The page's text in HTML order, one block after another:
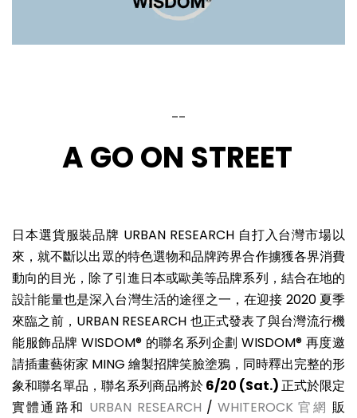
A GO ON STREET
日本選貨服裝品牌 URBAN RESEARCH 自打入台灣市場以
來，就不斷以出眾的特色選物和品牌跨界合作擄獲各界消費
動向的目光，除了引進日本或歐美等品牌系列，結合在地的
設計能量也是深入台灣生活的途徑之一，在迎接 2020 夏季
來臨之前，URBAN RESEARCH 也正式發表了與台灣流行機
能服飾品牌 WISDOM® 的聯名系列企劃 WISDOM® 再度邀
請插畫藝術家 MING 繪製招牌笑臉塗鴉，同時釋出完整的形
象和聯名單品，聯名系列商品將於6/20 (Sat.)正式於限定
實體通路和 URBAN RESEARCH /WHITEROCK 官網 販